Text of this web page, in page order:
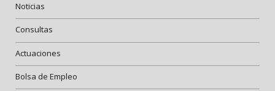
Noticias
Consultas
Actuaciones
Bolsa de Empleo